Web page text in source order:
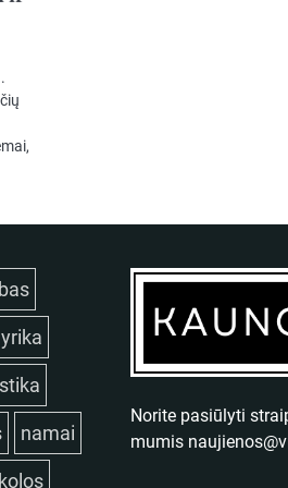
namai
Norite pasiūlyti
mumis